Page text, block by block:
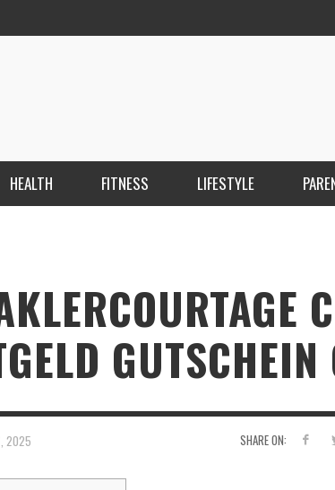
HEALTH FITNESS LIFESTYLE
DRINKING
GUTSCHEIN
SHARE ON:
2025